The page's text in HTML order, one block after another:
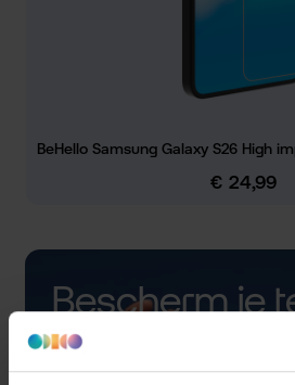
BeHello Samsung Galaxy S26 High
Normale prijs:
€ 24,99
Bescherm je
met een